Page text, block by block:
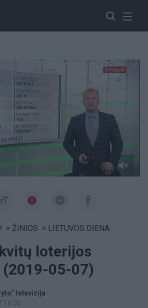
> ŽINIOS > LIETUVOS DIENA
loterijos
05-07)
televizija
16:05